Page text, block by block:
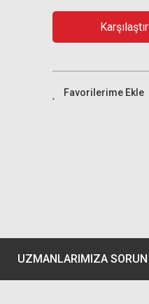
Karşılaştır
UZMANLARIMIZA SORUN